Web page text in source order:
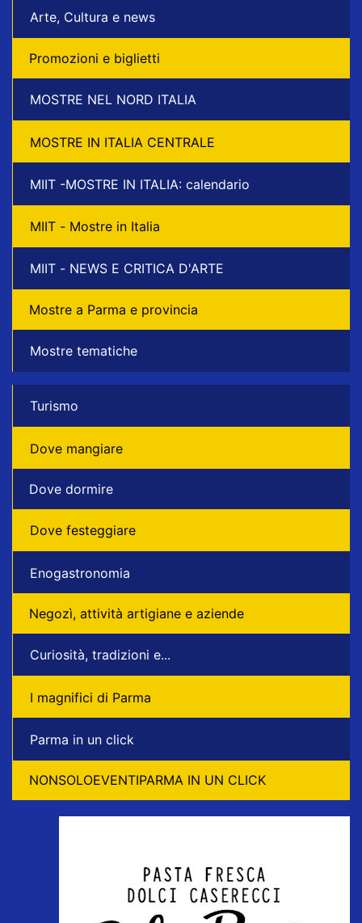
Arte, Cultura e news
Promozioni e biglietti
MOSTRE NEL NORD ITALIA
MOSTRE IN ITALIA CENTRALE
MIIT -MOSTRE IN ITALIA: calendario
MIIT - Mostre in Italia
MIIT - NEWS E CRITICA D'ARTE
Mostre a Parma e provincia
Mostre tematiche
Turismo
Dove mangiare
Dove dormire
Dove festeggiare
Enogastronomia
Negozì, attività artigiane e aziende
Curiosità, tradizioni e...
I magnifici di Parma
Parma in un click
NONSOLOEVENTIPARMA IN UN CLICK